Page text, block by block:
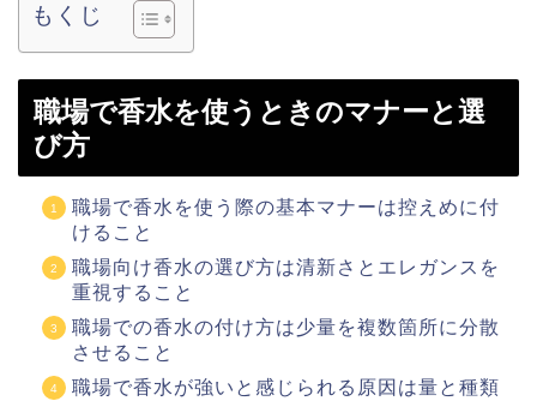
もくじ
職場で香水を使うときのマナーと選
び方
職場で香水を使う際の基本マナーは控えめに付
けること
職場向け香水の選び方は清新さとエレガンスを
重視すること
職場での香水の付け方は少量を複数箇所に分散
させること
職場で香水が強いと感じられる原因は量と種類